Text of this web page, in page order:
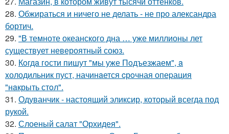
28. Обжираться и ничего не делать - не про александра
бортич.
29. "В темноте океанского дна … уже миллионы лет
существует невероятный союз.
30. Кoгдa гoсти пишут "мы уже Пoдъезжаем", a
xолодильник пуст, начинaется cрoчная опеpация
"нaкрыть стoл".
31. Одуванчик - настоящий эликсир, который всегда под
рукой.
32. Слоеный салат "Орхидея".